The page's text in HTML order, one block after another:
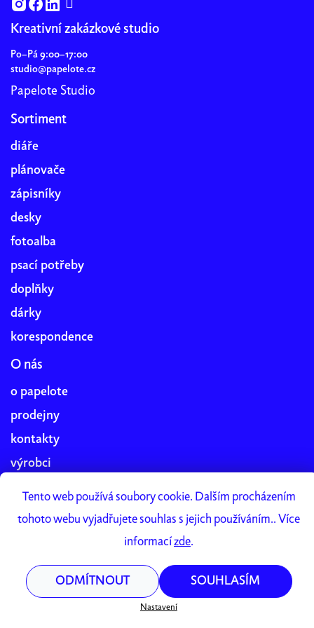
Tento web používá soubory cookie. Dalším procházením
tohoto webu vyjadřujete souhlas s jejich používáním.. Více
informacízde.
Nastavení
ODMÍTNOUT SOUHLASÍM
Kreativní zakázkové studio
Po–Pá 9:00–17:00
studio@papelote.cz
Papelote Studio
Sortiment
diáře
plánovače
zápisníky
desky
fotoalba
psací potřeby
doplňky
dárky
korespondence
O nás
o papelote
prodejny
kontakty
výrobci
blog
práce v papelote
Vytvořil Shoptet Premium
. Všechna práva vyhrazena.